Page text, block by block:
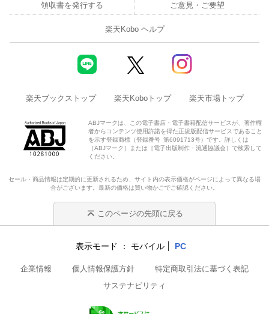
領収書を発行する ご意見・ご要望
楽天Kobo ヘルプ
楽天ブックストップ 楽天Koboトップ 楽天市場トップ
ABJマークは、この電子書店・電子書籍配信サービスが、著作権
者からコンテンツ使用許諾を得た正規版配信サービスであること
を示す登録商標（登録番号 第6091713号）です。詳しくは
［ABJマーク］または［電子出版制作・流通協議会］で検索して
ください。
セール・商品情報は定期的に更新されるため、サイト内の表示価格がページによって異なる場
合がございます。最新の価格は買い物かごでご確認ください。
このページの先頭に戻る
表示モード モバイル PC
企業情報 個人情報保護方針
特定商取引法に基づく表記
サステナビリティ